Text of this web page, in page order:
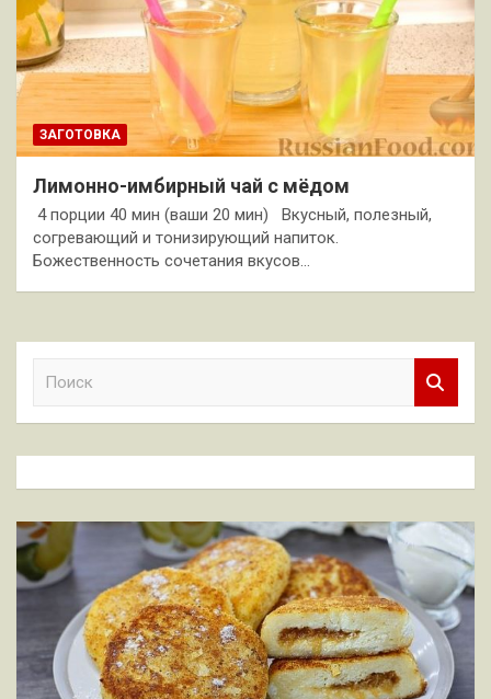
ЗАГОТОВКА
Лимонно-имбирный чай с мёдом
4 порции 40 мин (ваши 20 мин) Вкусный, полезный,
согревающий и тонизирующий напиток.
Божественность сочетания вкусов…
к